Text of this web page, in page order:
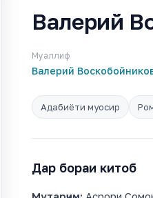
Валерий
Муаллиф
Валерий
Адабиёти муосир
Дар бораи китоб